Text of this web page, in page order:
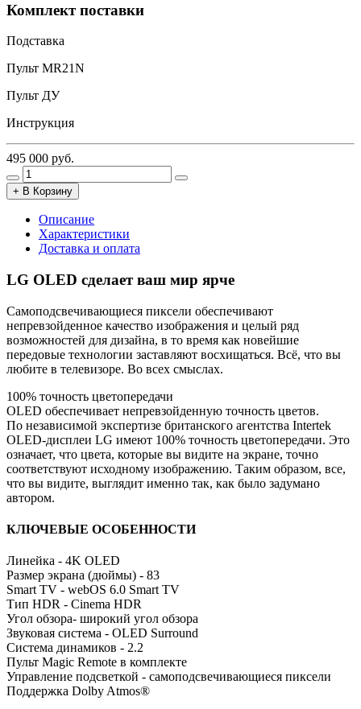
Комплект поставки
Подставка
Пульт MR21N
Пульт ДУ
Инструкция
495 000 руб.
+ В Корзину
Описание
Характеристики
Доставка и оплата
LG OLED сделает ваш мир ярче
Самоподсвечивающиеся пиксели обеспечивают
непревзойденное качество изображения и целый ряд
возможностей для дизайна, в то время как новейшие
передовые технологии заставляют восхищаться. Всё, что вы
любите в телевизоре. Во всех смыслах.
100% точность цветопередачи
OLED обеспечивает непревзойденную точность цветов.
По независимой экспертизе британского агентства Intertek
OLED-дисплеи LG имеют 100% точность цветопередачи. Это
означает, что цвета, которые вы видите на экране, точно
соответствуют исходному изображению. Таким образом, все,
что вы видите, выглядит именно так, как было задумано
автором.
КЛЮЧЕВЫЕ ОСОБЕННОСТИ
Линейка - 4K OLED
Размер экрана (дюймы) - 83
Smart TV - webOS 6.0 Smart TV
Тип HDR - Cinema HDR
Угол обзора- широкий угол обзора
Звуковая система - OLED Surround
Система динамиков - 2.2
Пульт Magic Remote в комплекте
Управление подсветкой - самоподсвечивающиеся пиксели
Поддержка Dolby Atmos®